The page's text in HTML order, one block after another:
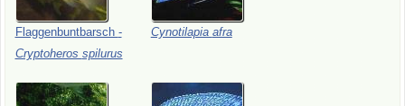
Flaggenbuntbarsch -
Cryptoheros spilurus
Cynotilapia afra